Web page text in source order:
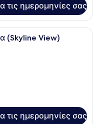
τις ημερομηνίες σας
Δωμάτιο, 2 Μονά
(Skyline View)
τις ημερομηνίες σας